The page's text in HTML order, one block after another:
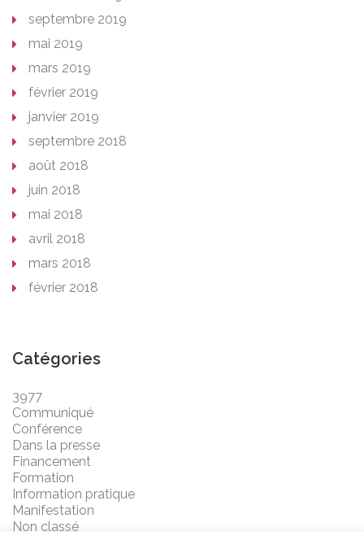
septembre 2019
mai 2019
mars 2019
février 2019
janvier 2019
septembre 2018
août 2018
juin 2018
mai 2018
avril 2018
mars 2018
février 2018
Catégories
3977
Communiqué
Conférence
Dans la presse
Financement
Formation
Information pratique
Manifestation
Non classé